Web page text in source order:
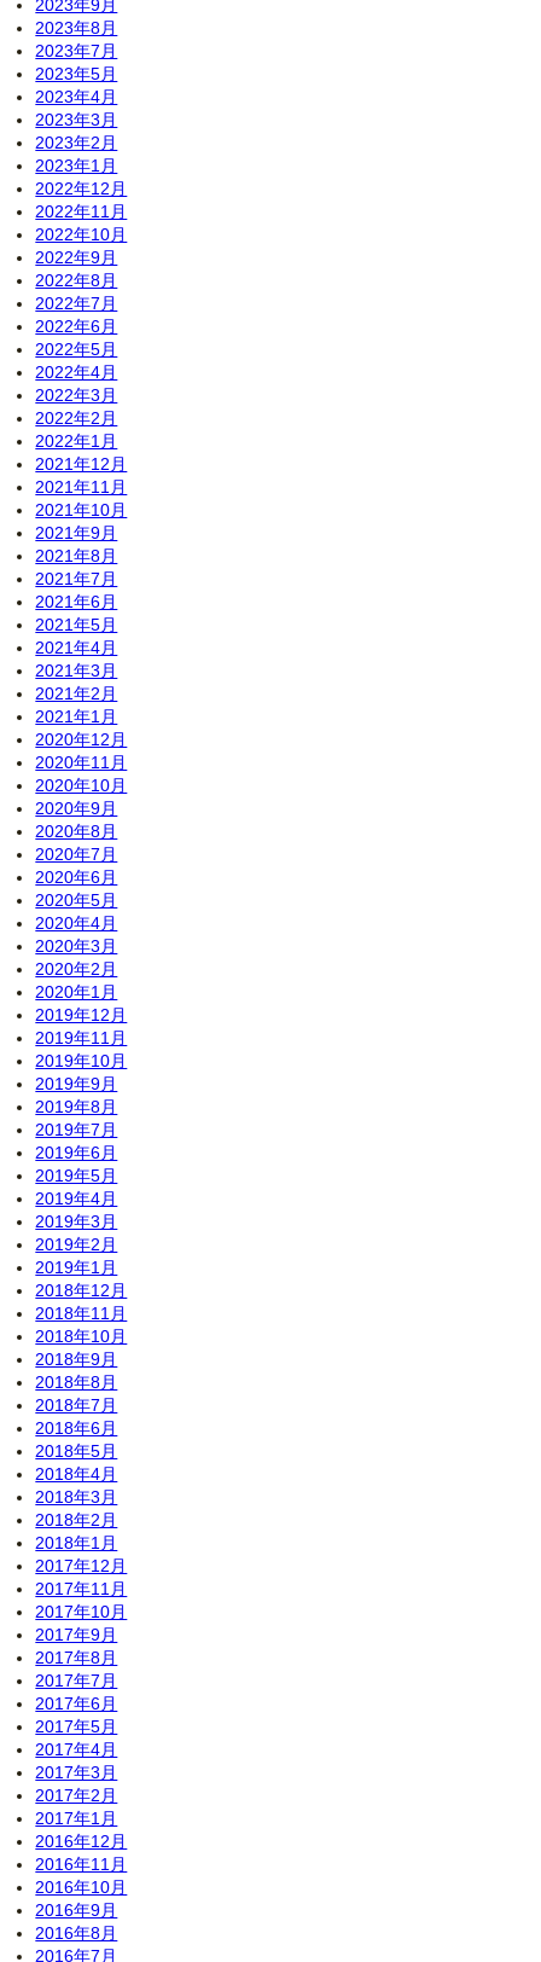
2023年9月
2023年8月
2023年7月
2023年5月
2023年4月
2023年3月
2023年2月
2023年1月
2022年12月
2022年11月
2022年10月
2022年9月
2022年8月
2022年7月
2022年6月
2022年5月
2022年4月
2022年3月
2022年2月
2022年1月
2021年12月
2021年11月
2021年10月
2021年9月
2021年8月
2021年7月
2021年6月
2021年5月
2021年4月
2021年3月
2021年2月
2021年1月
2020年12月
2020年11月
2020年10月
2020年9月
2020年8月
2020年7月
2020年6月
2020年5月
2020年4月
2020年3月
2020年2月
2020年1月
2019年12月
2019年11月
2019年10月
2019年9月
2019年8月
2019年7月
2019年6月
2019年5月
2019年4月
2019年3月
2019年2月
2019年1月
2018年12月
2018年11月
2018年10月
2018年9月
2018年8月
2018年7月
2018年6月
2018年5月
2018年4月
2018年3月
2018年2月
2018年1月
2017年12月
2017年11月
2017年10月
2017年9月
2017年8月
2017年7月
2017年6月
2017年5月
2017年4月
2017年3月
2017年2月
2017年1月
2016年12月
2016年11月
2016年10月
2016年9月
2016年8月
2016年7月